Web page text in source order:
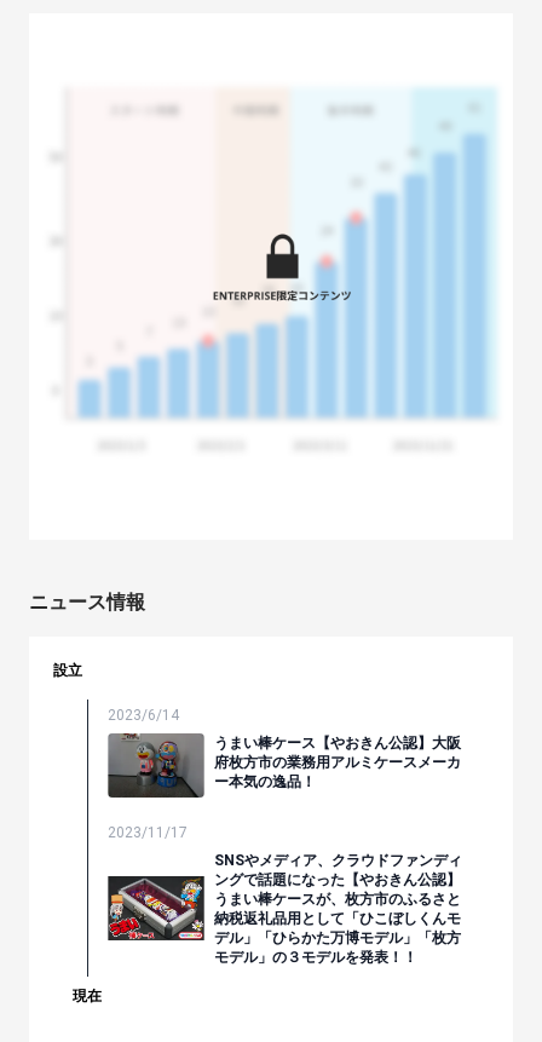
ニュース情報
設立
2023/6/14
うまい棒ケース【やおきん公認】大阪
府枚方市の業務用アルミケースメーカ
ー本気の逸品！
2023/11/17
SNSやメディア、クラウドファンディ
ングで話題になった【やおきん公認】
うまい棒ケースが、枚方市のふるさと
納税返礼品用として「ひこぼしくんモ
デル」「ひらかた万博モデル」「枚方
モデル」の３モデルを発表！！
現在